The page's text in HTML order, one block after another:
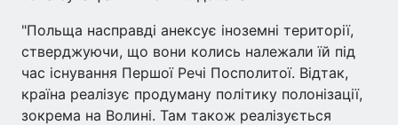
"Польща насправді анексує іноземні території,
стверджуючи, що вони колись належали їй під
час існування Першої Речі Посполитої. Відтак,
країна реалізує продуману політику полонізації,
зокрема на Волині. Там також реалізується